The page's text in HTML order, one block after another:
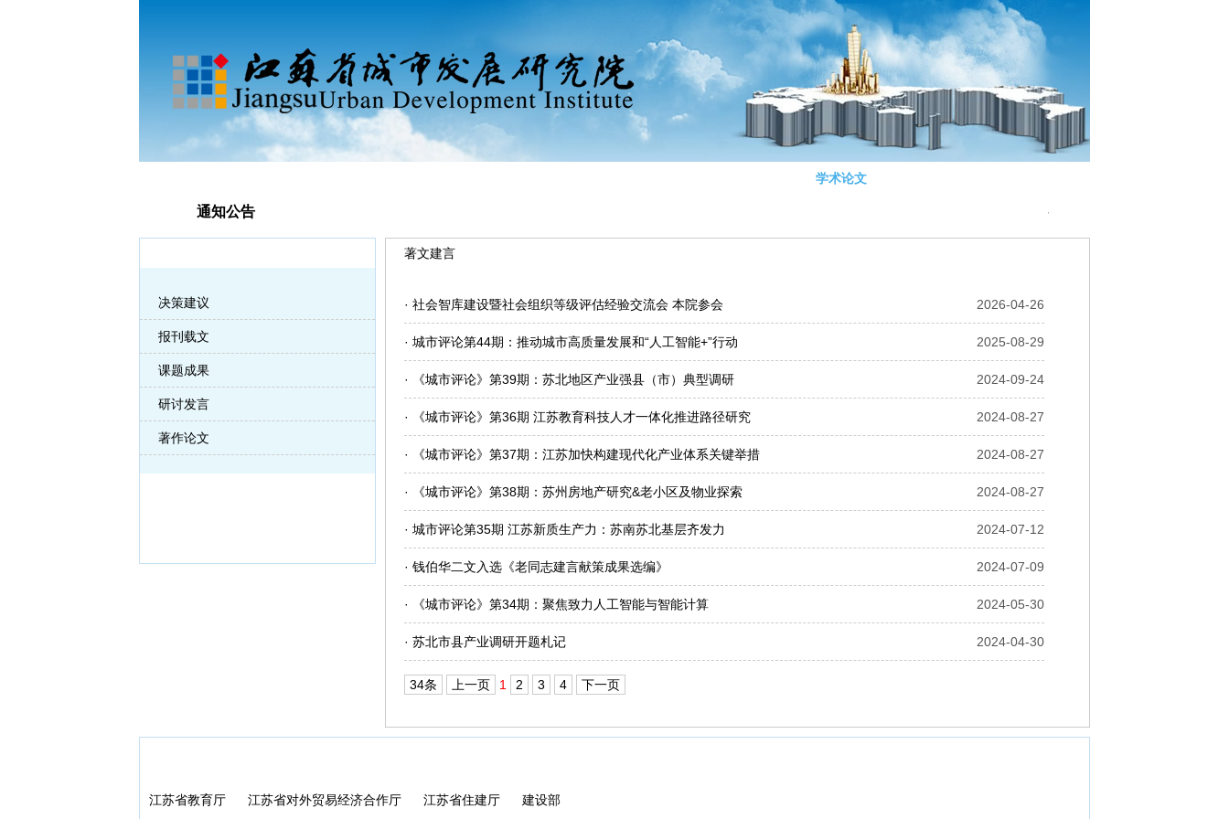
学术论文
通知公告 · 江苏省城市发展研究院网站备案
决策建议
报刊载文
课题成果
研讨发言
著作论文
著文建言
· 社会智库建设暨社会组织等级评估经验交流会 本院参会 2026-04-26
· 城市评论第44期：推动城市高质量发展和“人工智能+”行动 2025-08-29
· 《城市评论》第39期：苏北地区产业强县（市）典型调研 2024-09-24
· 《城市评论》第36期 江苏教育科技人才一体化推进路径研究 2024-08-27
· 《城市评论》第37期：江苏加快构建现代化产业体系关键举措 2024-08-27
· 《城市评论》第38期：苏州房地产研究&老小区及物业探索 2024-08-27
· 城市评论第35期 江苏新质生产力：苏南苏北基层齐发力 2024-07-12
· 钱伯华二文入选《老同志建言献策成果选编》 2024-07-09
· 《城市评论》第34期：聚焦致力人工智能与智能计算 2024-05-30
· 苏北市县产业调研开题札记 2024-04-30
34条 上一页 1 2 3 4 下一页
江苏省教育厅 江苏省对外贸易经济合作厅 江苏省住建厅 建设部